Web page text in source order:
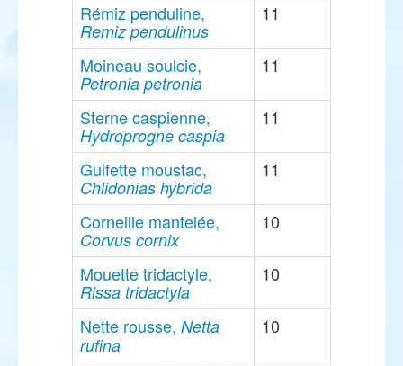
Rémiz penduline,
Remiz pendulinus
11
Moineau soulcie,
Petronia petronia
11
Sterne caspienne,
Hydroprogne caspia
11
Guifette moustac,
Chlidonias hybrida
11
Corneille mantelée,
Corvus cornix
10
Mouette tridactyle,
Rissa tridactyla
10
Nette rousse, Netta
rufina
10